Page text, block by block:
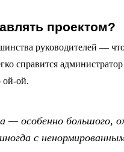
проектом?
руководителей —
справится
ой-ой.
— особенно большого,
с